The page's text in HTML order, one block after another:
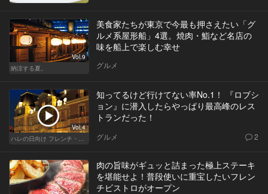
Vol.9
納涼する夏。
美食家たちが東京で今最も押さえたい「グ
ルメ系屋形船」4選。焼肉・鮨など名店の
味を船上で楽しむ幸せ
グルメ
Vol.4
ハレの日向け フレンチ・高級店
知ってるけど行けてない率No.1！ 『ロブシ
ョン』に潜入したらやっぱり最高峰のレス
トランだった！
グルメ 2
肉の旨味がギュッと詰まった極上ステーキ
を堪能せよ！普段使いに重宝したいフレン
チビストロがオープン